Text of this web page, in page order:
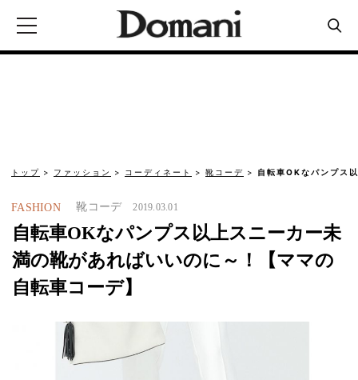
トップ ファッション コーディネート 靴コーデ 自転車OKなパンプス
FASHION 靴コーデ 2019.03.01
自転車OKなパンプス以上スニーカー未
満の靴があればいいのに～！【ママの
自転車コーデ】